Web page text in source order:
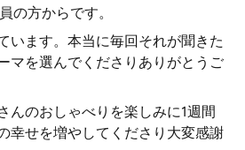
の方からです。
います。本当に毎回それが聞きた
マを選んでくださりありがとうご
んのおしゃべりを楽しみに1週間
幸せを増やしてくださり大変感謝